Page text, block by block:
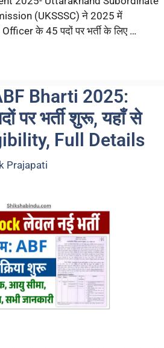
(UKSSSC) ने 2025 में
के 45 पदों पर भर्ती के लिए …
Bharti 2025:
पर भर्ती शुरू, यहाँ से
Full Details
Prajapati